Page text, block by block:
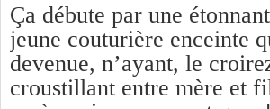
Ça débute par une
jeune couturière enceinte
devenue, n’ayant, le
croustillant entre mère et